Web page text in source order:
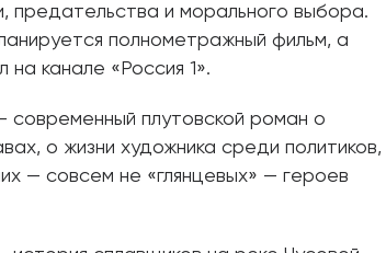
предательства и морального выбора.
полнометражный фильм, а
на канале «Россия 1».
современный плутовской роман о
о жизни художника среди политиков,
— совсем не «глянцевых» — героев